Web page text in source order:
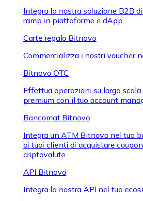
Integra la nostra soluzione B2B
ramp in piattaforme e dApp.
Carte regalo Bitnovo
Commercializza i nostri voucher
Bitnovo OTC
Effettua operazioni su larga
premium con il tuo account
Bancomat Bitnovo
Integra un ATM Bitnovo nel tuo
ai tuoi clienti di acquistare
criptovalute.
API Bitnovo
Integra la nostra API nel tuo